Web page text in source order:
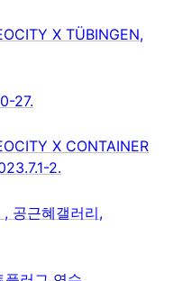
X TÜBINGEN,
27.
X CONTAINER
2.
, 공근혜갤러리,